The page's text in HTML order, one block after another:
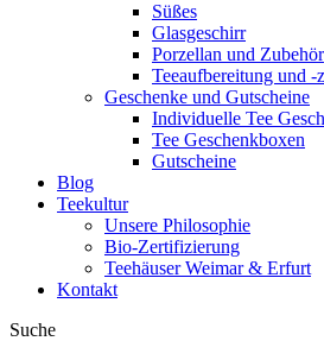
Süßes
Glasgeschirr
Porzellan und Zubehör
Teeaufbereitung und -
Geschenke und Gutscheine
Individuelle Tee
Tee Geschenkboxen
Gutscheine
Blog
Teekultur
Unsere Philosophie
Bio-Zertifizierung
Teehäuser Weimar & Erfurt
Kontakt
Suche